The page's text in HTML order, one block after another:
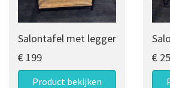
Salontafel met legger
€ 199
Product bekijken
€